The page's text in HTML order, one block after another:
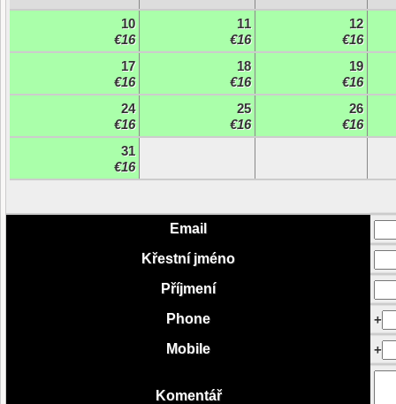
10
€16
11
€16
12
€16
17
€16
18
€16
19
€16
24
€16
25
€16
26
€16
31
€16
Email
Křestní jméno
Příjmení
Phone
+
Mobile
+
Komentář